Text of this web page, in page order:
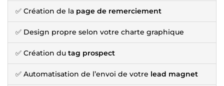
✅ Création de la page de remerciement
✅ Design propre selon votre charte graphique
✅ Création du tag prospect
✅ Automatisation de l’envoi de votre lead magnet